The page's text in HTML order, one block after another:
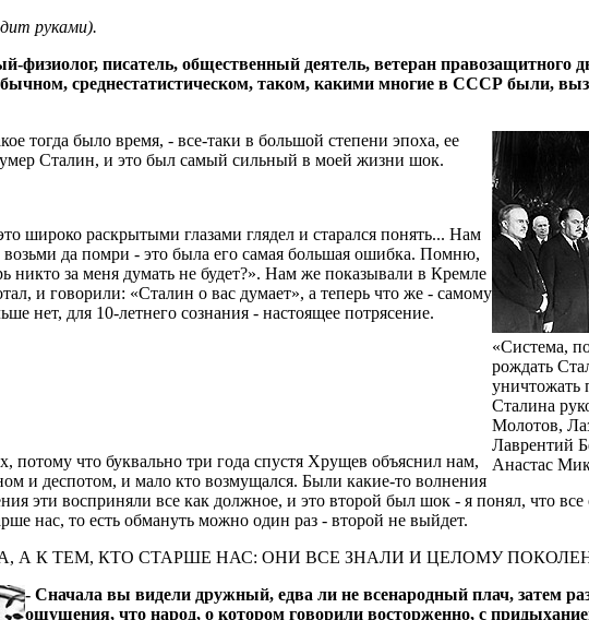
руками).
физиолог, писатель, общественный деятель, ветеран правозащитного
среднестатистическом, таком, какими многие в СССР были,
«Cистема,
рождать
уничтожать
Сталина
Молотов,
Лаврентий
Анастас
тогда было время, - все-таки в большой степени эпоха, ее
Сталин, и это был самый сильный в моей жизни шок.
широко раскрытыми глазами глядел и старался понять... Нам
да помри - это была его самая большая ошибка. Помню,
никто за меня думать не будет?». Нам же показывали в Кремле
и говорили: «Сталин о вас думает», а теперь что же - самому
нет, для 10-летнего сознания - настоящее потрясение.
потому что буквально три года спустя Хрущев объяснил нам,
и деспотом, и мало кто возмущался. Были какие-то волнения
эти восприняли все как должное, и это второй был шок - я понял, что
нас, то есть обмануть можно один раз - второй не выйдет.
А К ТЕМ, КТО СТАРШЕ НАС: ОНИ ВСЕ ЗНАЛИ И ЦЕЛОМУ
- Сначала вы видели дружный, едва ли не всенародный плач, затем
ощущения, что народ, о котором говорили восторженно, с